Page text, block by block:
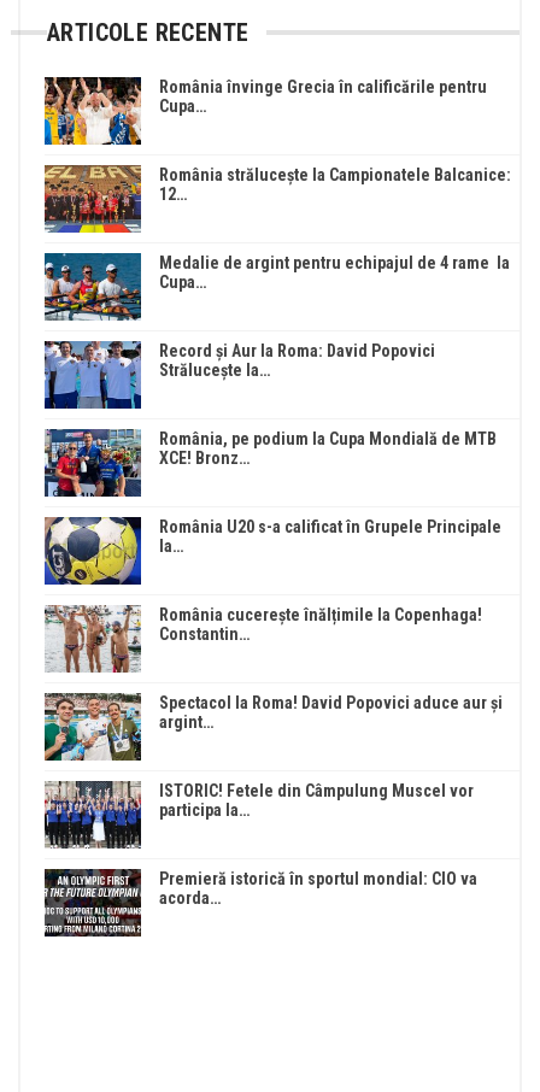
ARTICOLE RECENTE
România învinge Grecia în calificările pentru
Cupa…
România strălucește la Campionatele Balcanice:
12…
Medalie de argint pentru echipajul de 4 rame la
Cupa…
Record și Aur la Roma: David Popovici
Strălucește la…
România, pe podium la Cupa Mondială de MTB
XCE! Bronz…
România U20 s-a calificat în Grupele Principale
la…
România cucerește înălțimile la Copenhaga!
Constantin…
Spectacol la Roma! David Popovici aduce aur și
argint…
ISTORIC! Fetele din Câmpulung Muscel vor
participa la…
Premieră istorică în sportul mondial: CIO va
acorda…